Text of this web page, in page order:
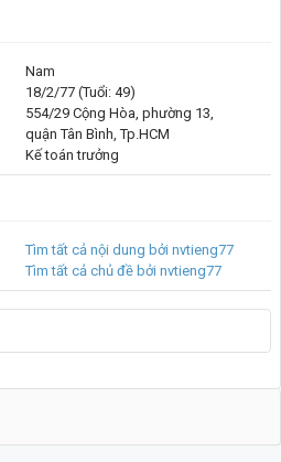
Nam
18/2/77 (Tuổi: 49)
554/29 Cộng Hòa, phường 13,
quận Tân Bình, Tp.HCM
Kế toán trưởng
Tìm tất cả nội dung bởi nvtieng77
Tìm tất cả chủ đề bởi nvtieng77